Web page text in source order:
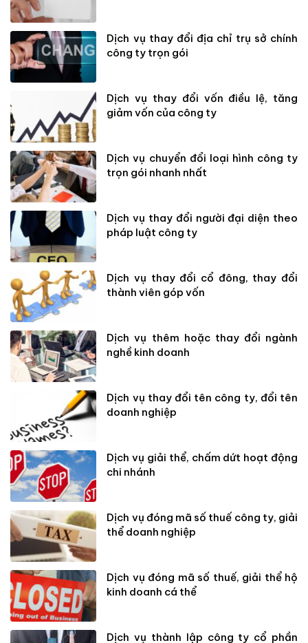
Dịch vụ thay đổi địa chỉ trụ sở chính
công ty trọn gói
Dịch vụ thay đổi vốn điều lệ, tăng
giảm vốn của công ty
Dịch vụ chuyển đổi loại hình công ty
trọn gói nhanh nhất
Dịch vụ thay đổi người đại diện theo
pháp luật công ty
Dịch vụ thay đổi cổ đông, thay đổi
thành viên góp vốn
Dịch vụ thêm hoặc thay đổi ngành
nghề kinh doanh
Dịch vụ thay đổi tên công ty, đổi tên
doanh nghiệp
Dịch vụ giải thể, chấm dứt hoạt động
chi nhánh
Dịch vụ đóng mã số thuế công ty, giải
thể doanh nghiệp
Dịch vụ đóng mã số thuế, giải thể hộ
kinh doanh cá thể
Dịch vụ thành lập công ty cổ phần